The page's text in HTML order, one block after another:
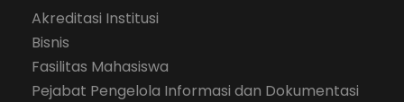
Akreditasi Institusi
Bisnis
Fasilitas Mahasiswa
Pejabat Pengelola Informasi dan Dokumentasi